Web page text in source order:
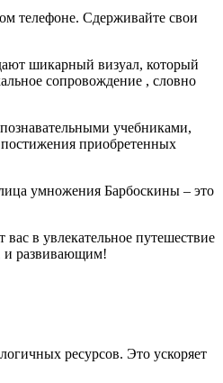
телефоне. Сдерживайте свои
шикарный визуал, который
сопровождение , словно
учебниками,
постижения приобретенных
умножения Барбоскины – это
в увлекательное путешествие
и развивающим!
ресурсов. Это ускоряет